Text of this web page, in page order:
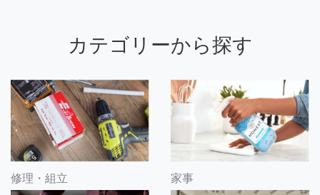
カテゴリーから探す
修理・組立 家事